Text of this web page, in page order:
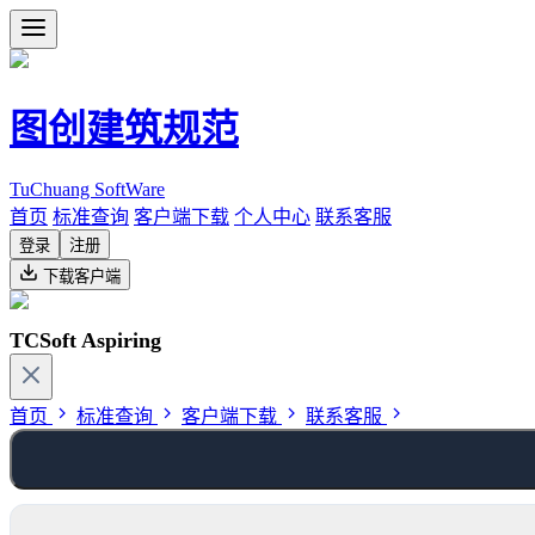
图创建筑规范
TuChuang SoftWare
首页 标准查询 客户端下载 个人中心 联系客服
登录
注册
下载客户端
TCSoft Aspiring
首页 标准查询 客户端下载 联系客服